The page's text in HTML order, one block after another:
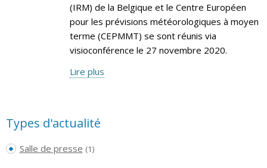
(IRM) de la Belgique et le Centre Européen
pour les prévisions météorologiques à moyen
terme (CEPMMT) se sont réunis via
visioconférence le 27 novembre 2020.
Lire plus
Types d'actualité
Salle de presse (1)